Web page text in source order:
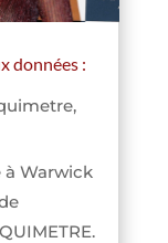
données :
,
à Warwick